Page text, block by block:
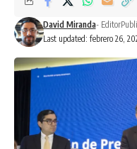
Last updated: febrero 26,
David Miranda- Editor